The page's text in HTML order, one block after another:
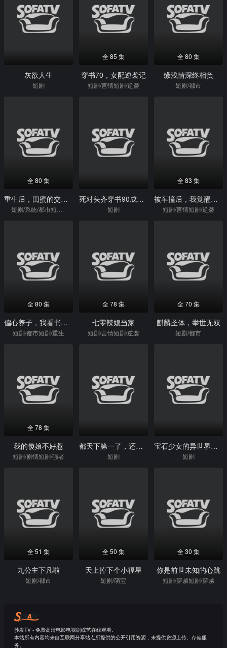
灰欲人生
短剧
全 85 集
穿书70，女配逆袭记
短剧/言情短剧/逆袭
全 80 集
缘浅情深终相负
短剧/都市
全 80 集
重生后，闺蜜的交换系统失灵了 死对头齐穿书90成妯娌，抱团哄婆婆
短剧
全 83 集
被车撞后，我觉醒了透视赌石异能了
短剧/言情短剧/逆袭
全 80 集
偏心养子，我看书变强打脸全家
短剧/都市短剧/重生
全 78 集
七零辣媳当家
短剧/言情短剧/逆袭
全 70 集
麒麟圣体，举世无双
短剧/都市
全 78 集
我的傻娘不好惹
短剧/剧情短剧/强者
都天下第一了，还要当护花侍卫
短剧
宝石少女的异世界冒险
短剧
全 51 集
九公主下凡啦
短剧/都市
全 50 集
天上掉下个小福星
短剧/萌宝
全 30 集
你是前世未知的心跳
短剧/穿越短剧/穿越
沙发TV - 免费高清电影电视剧综艺在线观看。
本站所有内容均来自互联网分享站点所提供的公开引用资源，未提供资源上传、存储服
务。